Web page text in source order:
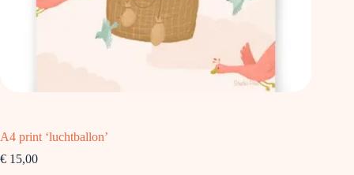
A4 print ‘luchtballon’
€ 15,00